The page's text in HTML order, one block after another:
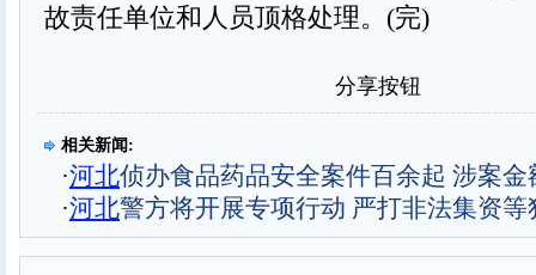
故责任单位和人员顶格处理。(完)
分享按钮
相关新闻:
·河北侦办食品药品安全案件百余起 涉案金
·河北警方将开展专项行动 严打非法集资等